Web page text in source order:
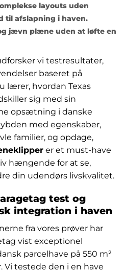
layouts uden
til afslapning i haven.
jævn plæne uden at løfte en
vi testresultater,
baseret på
lærer, hvordan Texas
sig med sin
opsætning i danske
med egenskaber,
familier, og opdage,
er et must-have
hængende for at se,
din udendørs livskvalitet.
test og
integration i haven
fra vores prøver har
vist exceptionel
parcelhave på 550 m²
testede den i en have